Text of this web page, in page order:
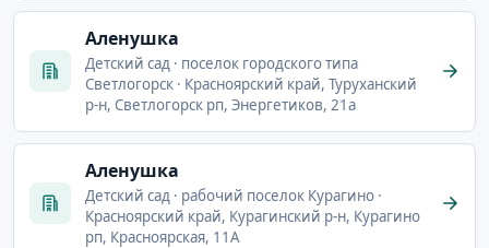
Аленушка
Детский сад · поселок городского типа
Светлогорск · Красноярский край, Туруханский
р-н, Светлогорск рп, Энергетиков, 21а
Аленушка
Детский сад · рабочий поселок Курагино ·
Красноярский край, Курагинский р-н, Курагино
рп, Красноярская, 11А